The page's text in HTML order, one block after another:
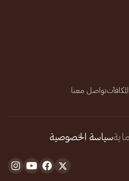
تواصل معنا
سياسة الخصوصية